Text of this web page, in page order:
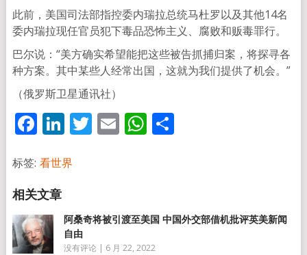
此前，美国司法部指控委内瑞拉总统马杜罗以及其他14名
委内瑞拉现任官员犯下毒品恐怖主义、腐败和贩毒罪行。
巴尔说：“美方确实希望能把这些被告抓捕归案，将探寻各
种方案。其中某些人经常出国，这就为我们提供了机会。”
（俄罗斯卫星通讯社）
Facebook
LinkedIn
Twitter
EmailWhatsApp
分
标签: 看世界
阿桑奇将被引渡至美国 中国外交部借机批评英美新闻
自由
没有评论 | 6 月 22, 2022